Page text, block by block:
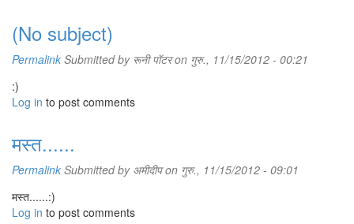
(No subject)
Permalink Submitted by रूनी पॉटरon गुरु., 11/15/2012 - 00:21
:)
Log in to post comments
मस्त......
Permalink Submitted by अमीदीपon गुरु., 11/15/2012 - 09:01
मस्त......:)
Log in to post comments